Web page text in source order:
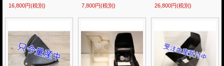
16,800円(税別)
7,800円(税別)
26,800円(税別)